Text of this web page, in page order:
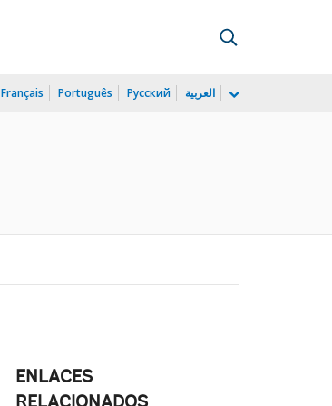
Français Português Русский العربية
ENLACES